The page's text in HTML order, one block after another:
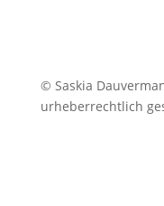
© Saskia
urheberrechtlich